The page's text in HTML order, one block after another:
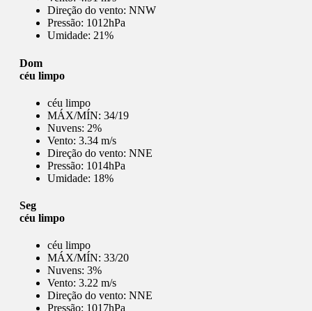
Direção do vento: NNW
Pressão: 1012hPa
Umidade: 21%
Dom
céu limpo
céu limpo
MÁX/MÍN: 34/19
Nuvens: 2%
Vento: 3.34 m/s
Direção do vento: NNE
Pressão: 1014hPa
Umidade: 18%
Seg
céu limpo
céu limpo
MÁX/MÍN: 33/20
Nuvens: 3%
Vento: 3.22 m/s
Direção do vento: NNE
Pressão: 1017hPa